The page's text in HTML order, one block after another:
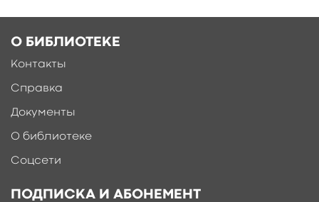
О БИБЛИОТЕКЕ
Контакты
Справка
Документы
О библиотеке
Соцсети
ПОДПИСКА И АБОНЕМЕНТ